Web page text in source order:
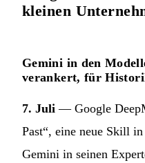
kleinen
Gemini in den
verankert, für
7. Juli — Google
Past“, eine neue Skill
Gemini in seinen